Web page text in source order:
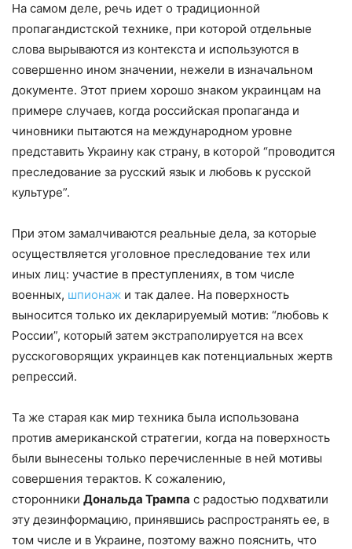
На самом деле, речь идет о традиционной
пропагандистской технике, при которой отдельные
слова вырываются из контекста и используются в
совершенно ином значении, нежели в изначальном
документе. Этот прием хорошо знаком украинцам на
примере случаев, когда российская пропаганда и
чиновники пытаются на международном уровне
представить Украину как страну, в которой “проводится
преследование за русский язык и любовь к русской
культуре”.
При этом замалчиваются реальные дела, за которые
осуществляется уголовное преследование тех или
иных лиц: участие в преступлениях, в том числе
военных, шпионаж и так далее. На поверхность
выносится только их декларируемый мотив: “любовь к
России”, который затем экстраполируется на всех
русскоговорящих украинцев как потенциальных жертв
репрессий.
Та же старая как мир техника была использована
против американской стратегии, когда на поверхность
были вынесены только перечисленные в ней мотивы
совершения терактов. К сожалению,
сторонники Дональда Трампа с радостью подхватили
эту дезинформацию, принявшись распространять ее, в
том числе и в Украине, поэтому важно пояснить, что